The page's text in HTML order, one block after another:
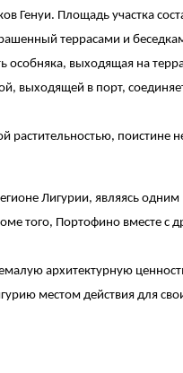
Площадь участка
террасами и
выходящая на
в порт,
Лигурии, являясь
того, Портофино вместе
архитектурную
местом действия для